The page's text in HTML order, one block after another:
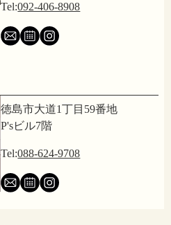
Tel:092-406-8908
徳島市大道1丁目59番地
P'sビル7階
Tel:088-624-9708